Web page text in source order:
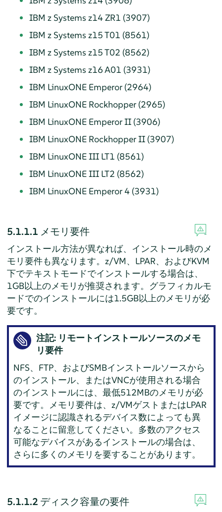
IBM z Systems z14 ZR1 (3907)
IBM z Systems z15 T01 (8561)
IBM z Systems z15 T02 (8562)
IBM z Systems z16 A01 (3931)
IBM LinuxONE Emperor (2964)
IBM LinuxONE Rockhopper (2965)
IBM LinuxONE Emperor II (3906)
IBM LinuxONE Rockhopper II (3907)
IBM LinuxONE III LT1 (8561)
IBM LinuxONE III LT2 (8562)
IBM LinuxONE Emperor 4 (3931)
5.1.1.1 メモリ要件
インストール方法が異なれば、インストール時のメ
モリ要件も異なります。z/VM、LPAR、およびKVM
下でテキストモードでインストールする場合は、
1GB以上のメモリが推奨されます。グラフィカルモ
ードでのインストールには1.5GB以上のメモリが必
要です。
注記: リモートインストールソースのメモ
リ要件
NFS、FTP、およびSMBインストールソースから
のインストール、またはVNCが使用される場合
のインストールには、最低512MBのメモリが必
要です。メモリ要件は、z/VMゲストまたはLPAR
イメージに認識されるデバイス数によっても異
なることに留意してください。多数のアクセス
可能なデバイスがあるインストールの場合は、
さらに多くのメモリを要することがあります。
5.1.1.2 ディスク容量の要件